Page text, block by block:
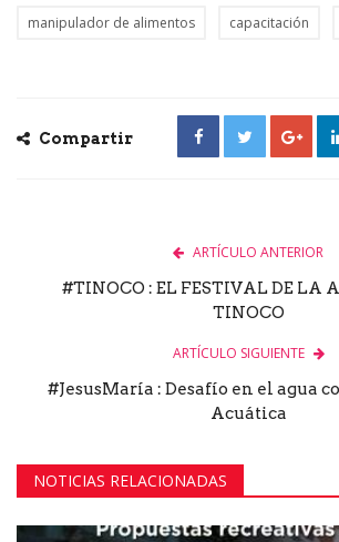
manipulador de alimentos capacitación
Compartir
ARTÍCULO ANTERIOR
#TINOCO : EL FESTIVAL DE LA
TINOCO
ARTÍCULO SIGUIENTE
#JesusMaría : Desafío en el agua
Acuática
NOTICIAS RELACIONADAS